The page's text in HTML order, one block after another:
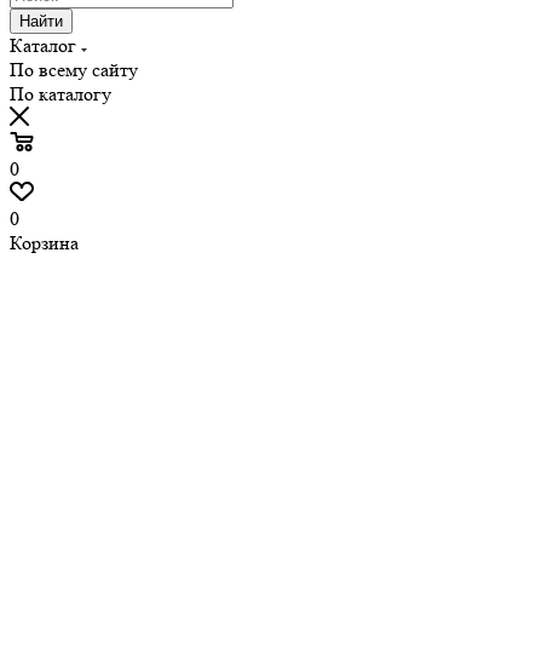
Найти
Каталог
По всему сайту
По каталогу
0
0
Корзина